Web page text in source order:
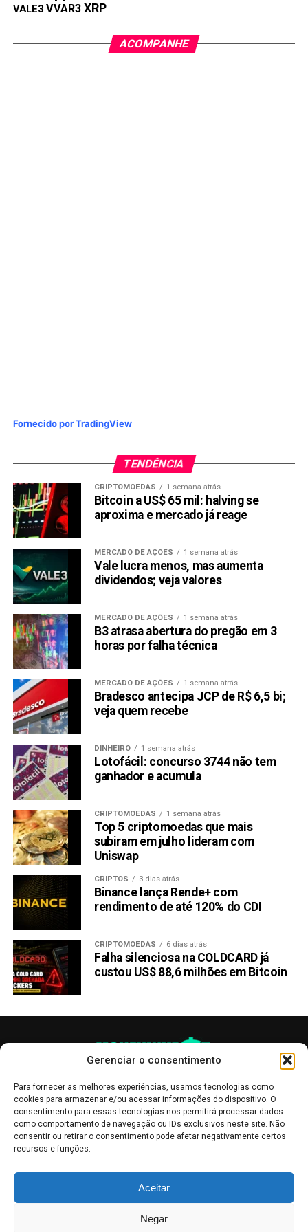
Gerenciar o consentimento
Para fornecer as melhores experiências, usamos tecnologias como
cookies para armazenar e/ou acessar informações do dispositivo. O
consentimento para essas tecnologias nos permitirá processar dados
como comportamento de navegação ou IDs exclusivos neste site. Não
consentir ou retirar o consentimento pode afetar negativamente certos
recursos e funções.
Aceitar
Negar
WhatsApp
Twitter
Facebook
RedditEmail
VALE3 VVAR3 XRP
ACOMPANHE
Fornecido por TradingView
TENDÊNCIA
CRIPTOMOEDAS 1 semana atrás
Bitcoin a US$ 65 mil: halving se
aproxima e mercado já reage
MERCADO DE AÇÕES 1 semana atrás
Vale lucra menos, mas aumenta
dividendos; veja valores
MERCADO DE AÇÕES 1 semana atrás
B3 atrasa abertura do pregão em 3
horas por falha técnica
MERCADO DE AÇÕES 1 semana atrás
Bradesco antecipa JCP de R$ 6,5 bi;
veja quem recebe
DINHEIRO 1 semana atrás
Lotofácil: concurso 3744 não tem
ganhador e acumula
CRIPTOMOEDAS 1 semana atrás
Top 5 criptomoedas que mais
subiram em julho lideram com
Uniswap
CRIPTOS 3 dias atrás
Binance lança Rende+ com
rendimento de até 120% do CDI
CRIPTOMOEDAS 6 dias atrás
Falha silenciosa na COLDCARD já
custou US$ 88,6 milhões em Bitcoin
informativo, servindo como boletins de divulgação, e não devem ser
interpretadas como recomendações de investimento.Leia mais
Bolsa de Valores